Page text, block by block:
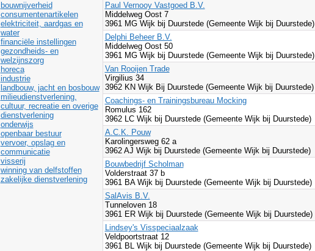
bouwnijverheid
consumentenartikelen
elektriciteit, aardgas en
water
financiële instellingen
gezondheids- en
welzijnszorg
horeca
industrie
landbouw, jacht en bosbouw
milieudienstverlening,
cultuur, recreatie en overige
dienstverlening
onderwijs
openbaar bestuur
vervoer, opslag en
communicatie
visserij
winning van delfstoffen
zakelijke dienstverlening
Paul Vernooy Vastgoed B.V.
Middelweg Oost 7
3961 MG Wijk bij Duurstede (Gemeente Wijk bij Duurstede)
Delphi Beheer B.V.
Middelweg Oost 50
3961 MG Wijk bij Duurstede (Gemeente Wijk bij Duurstede)
Van Rooijen Trade
Virgilius 34
3962 KN Wijk Bij Duurstede (Gemeente Wijk bij Duurstede)
Coachings- en Trainingsbureau Mocking
Romulus 162
3962 LC Wijk bij Duurstede (Gemeente Wijk bij Duurstede)
A.C.K. Pouw
Karolingersweg 62 a
3962 AJ Wijk bij Duurstede (Gemeente Wijk bij Duurstede)
Bouwbedrijf Scholman
Volderstraat 37 b
3961 BA Wijk bij Duurstede (Gemeente Wijk bij Duurstede)
SalAvis B.V.
Tunneloven 18
3961 ER Wijk bij Duurstede (Gemeente Wijk bij Duurstede)
Lindsey's Visspeciaalzaak
Veldpoortstraat 12
3961 BL Wijk bij Duurstede (Gemeente Wijk bij Duurstede)